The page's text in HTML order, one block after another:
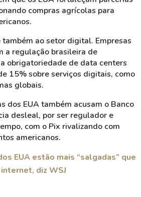
compras agrícolas para
ao setor digital. Empresas
a regulação brasileira de
obrigatoriedade de data centers
15% sobre serviços digitais, como
globais.
dos EUA também acusam o Banco
desleal, por ser regulador e
com o Pix rivalizando com
americanos.
EUA estão mais “salgadas” que
diz WSJ